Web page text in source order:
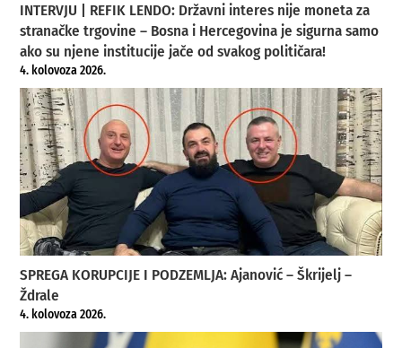
INTERVJU | REFIK LENDO: Državni interes nije moneta za
stranačke trgovine – Bosna i Hercegovina je sigurna samo
ako su njene institucije jače od svakog političara!
4. kolovoza 2026.
SPREGA KORUPCIJE I PODZEMLJA: Ajanović – Škrijelj –
Ždrale
4. kolovoza 2026.